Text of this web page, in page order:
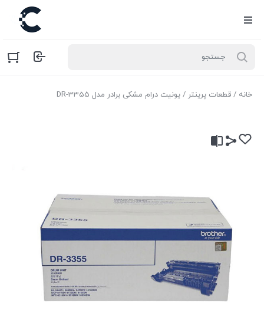
خانه / قطعات پرینتر / یونیت درام مشکی برادر مدل DR-3355